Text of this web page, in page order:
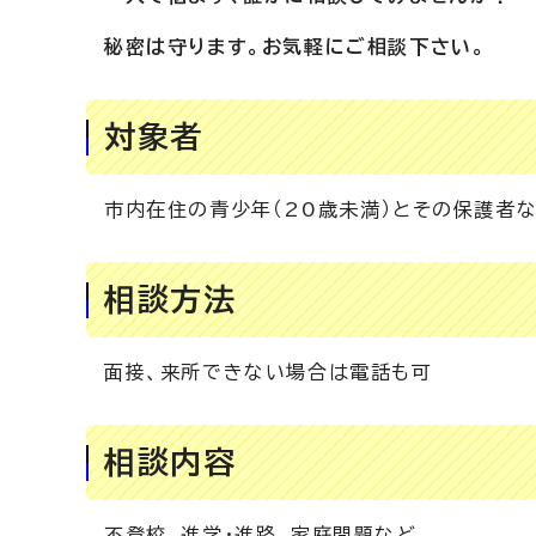
秘密は守ります。お気軽にご相談下さい。
対象者
市内在住の青少年（20歳未満）とその保護者
相談方法
面接、来所できない場合は電話も可
相談内容